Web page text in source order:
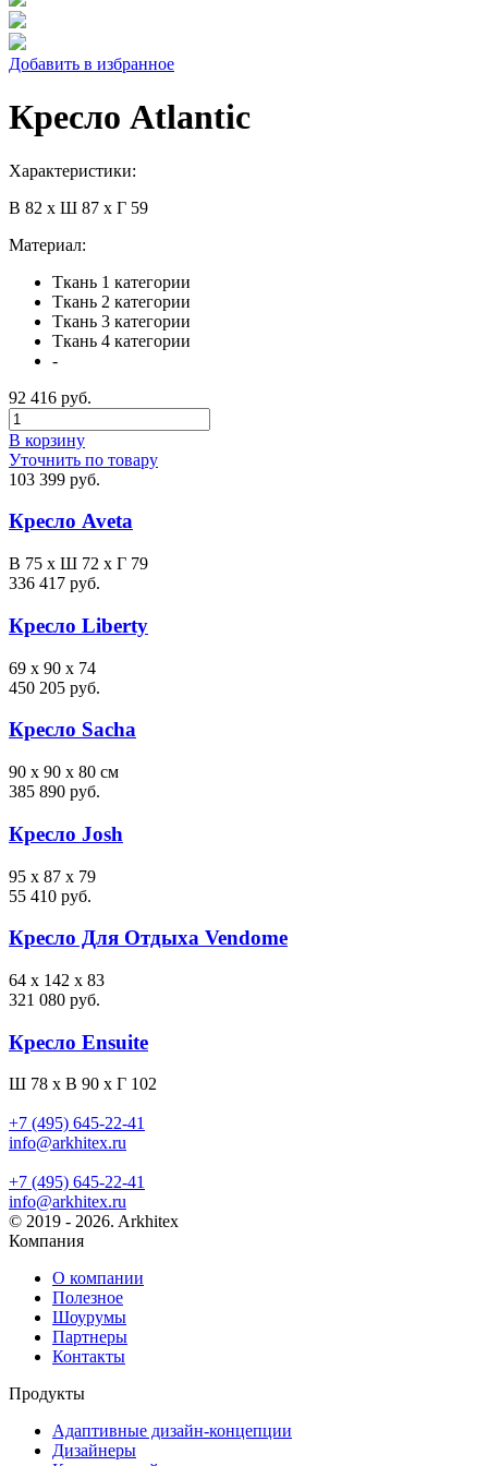
Добавить в избранное
Кресло Atlantic
Характеристики:
В 82 х Ш 87 х Г 59
Материал:
Ткань 1 категории
Ткань 2 категории
Ткань 3 категории
Ткань 4 категории
-
92 416 руб.
В корзину
Уточнить по товару
103 399 руб.
Кресло Aveta
В 75 х Ш 72 х Г 79
336 417 руб.
Кресло Liberty
69 x 90 x 74
450 205 руб.
Кресло Sacha
90 x 90 x 80 см
385 890 руб.
Кресло Josh
95 x 87 x 79
55 410 руб.
Кресло Для Отдыха Vendome
64 x 142 x 83
321 080 руб.
Кресло Ensuite
Ш 78 x В 90 x Г 102
+7 (495) 645-22-41
info@arkhitex.ru
+7 (495) 645-22-41
info@arkhitex.ru
© 2019 - 2026. Arkhitex
Компания
О компании
Полезное
Шоурумы
Партнеры
Контакты
Продукты
Адаптивные дизайн-концепции
Дизайнеры